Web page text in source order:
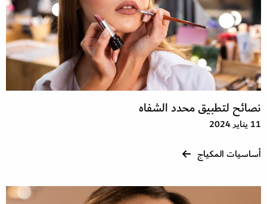
نصائح لتطبيق محدد الشفاه
11 يناير 2024
أساسيات المكياج